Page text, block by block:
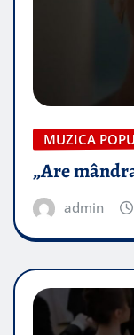
MUZICA
„Are
admin